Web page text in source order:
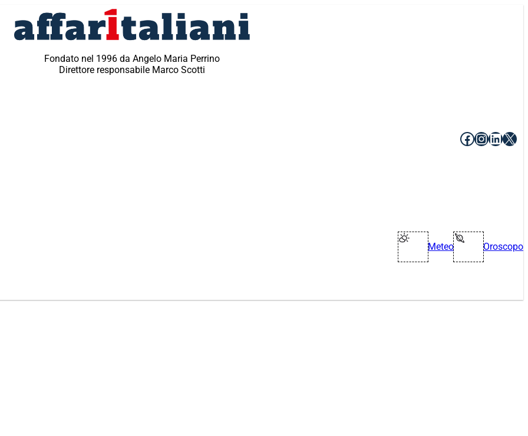
Fondato nel 1996 da Angelo Maria Perrino
Direttore responsabile Marco Scotti
Facebook
X
Meteo Oroscopo